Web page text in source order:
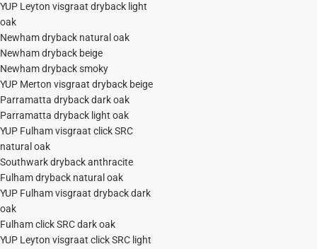
YUP Leyton visgraat dryback light
oak
Newham dryback natural oak
Newham dryback beige
Newham dryback smoky
YUP Merton visgraat dryback beige
Parramatta dryback dark oak
Parramatta dryback light oak
YUP Fulham visgraat click SRC
natural oak
Southwark dryback anthracite
Fulham dryback natural oak
YUP Fulham visgraat dryback dark
oak
Fulham click SRC dark oak
YUP Leyton visgraat click SRC light